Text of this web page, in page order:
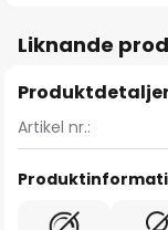
Liknande
Artikel nr.: